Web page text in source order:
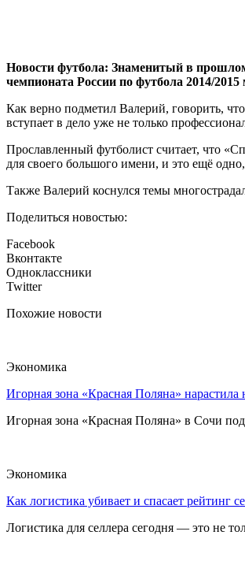
Новости футбола: Знаменитый в
чемпионата России по футбола 2014/
Как верно подметил Валерий, говорить,
вступает в дело уже не только
Прославленный футболист считает, что
для своего большого имени, и это ещё
Также Валерий коснулся темы
Поделиться новостью:
Facebook
Вконтакте
Одноклассники
Twitter
Похожие новости
Экономика
Игорная зона «Красная Поляна»
Игорная зона «Красная Поляна» в Сочи
Экономика
Как логистика убивает и спасает рейтинг
Логистика для селлера сегодня — это не